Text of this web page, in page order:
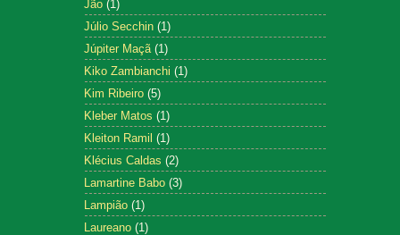
Jão (1)
Júlio Secchin (1)
Júpiter Maçã (1)
Kiko Zambianchi (1)
Kim Ribeiro (5)
Kleber Matos (1)
Kleiton Ramil (1)
Klécius Caldas (2)
Lamartine Babo (3)
Lampião (1)
Laureano (1)